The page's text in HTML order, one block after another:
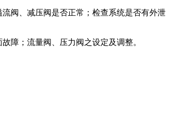
阀、减压阀是否正常；检查系统是否有外泄
障；流量阀、压力阀之设定及调整。